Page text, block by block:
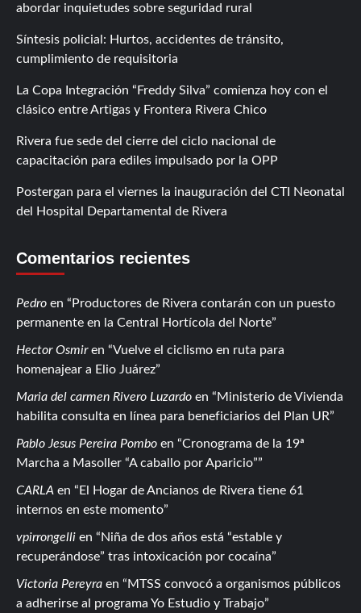
abordar inquietudes sobre seguridad rural
Síntesis policial: Hurtos, accidentes de tránsito,
cumplimiento de requisitoria
La Copa Integración “Freddy Silva” comienza hoy con el
clásico entre Artigas y Frontera Rivera Chico
Rivera fue sede del cierre del ciclo nacional de
capacitación para ediles impulsado por la OPP
Postergan para el viernes la inauguración del CTI Neonatal
del Hospital Departamental de Rivera
Comentarios recientes
Pedro en
Productores de Rivera contarán con un puesto
permanente en la Central Hortícola del Norte
Hector Osmiren
Vuelve el ciclismo en ruta para
homenajear a Elio Juárez
Maria del carmen Rivero Luzardo en
Ministerio de Vivienda
habilita consulta en línea para beneficiarios del Plan UR
Pablo Jesus Pereira Pombo en
Cronograma de la 19ª
Marcha a Masoller “A caballo por Aparicio”
CARLA en
El Hogar de Ancianos de Rivera tiene 61
internos en este momento
vpirrongelli en
Niña de dos años está “estable y
recuperándose” tras intoxicación por cocaína
Victoria Pereyra en
MTSS convocó a organismos públicos
a adherirse al programa Yo Estudio y Trabajo